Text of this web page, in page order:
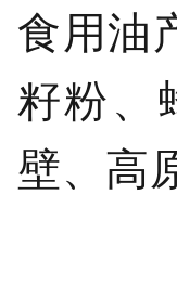
食用油
籽粉、
壁、高